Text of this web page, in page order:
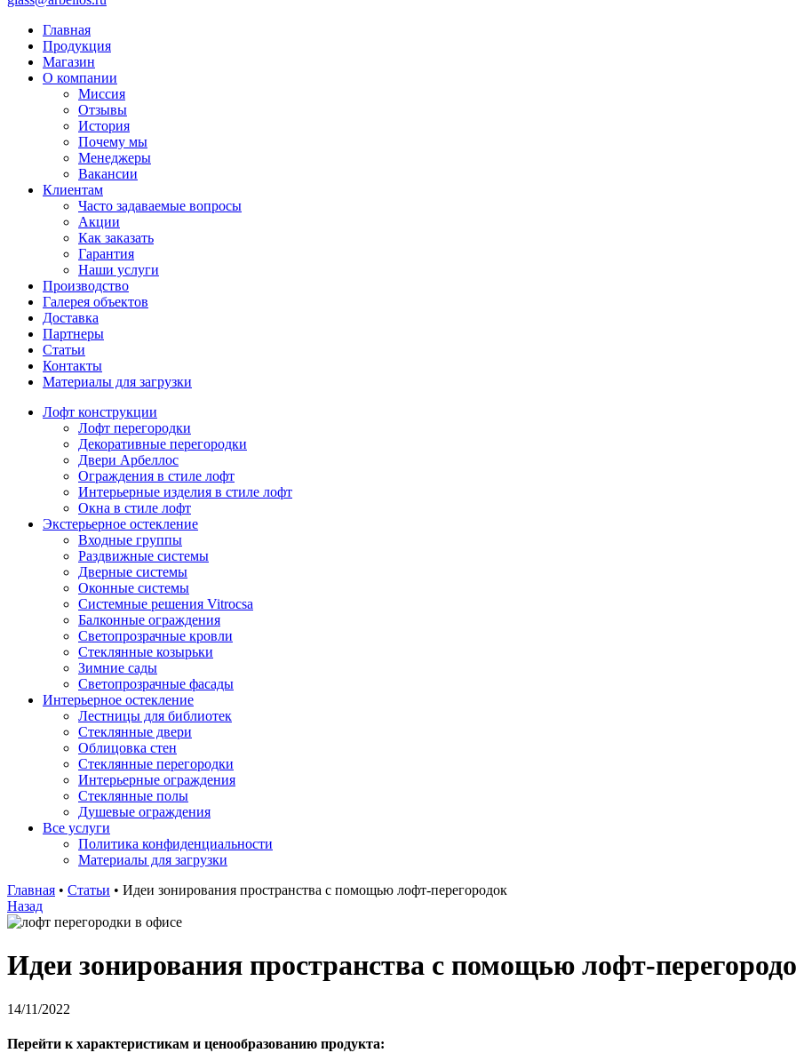
Главная
Продукция
Магазин
О компании
Миссия
Отзывы
История
Почему мы
Менеджеры
Вакансии
Клиентам
Часто задаваемые вопросы
Акции
Как заказать
Гарантия
Наши услуги
Производство
Галерея объектов
Доставка
Партнеры
Статьи
Контакты
Материалы для загрузки
Лофт конструкции
Лофт перегородки
Декоративные перегородки
Двери Арбеллос
Ограждения в стиле лофт
Интерьерные изделия в стиле лофт
Окна в стиле лофт
Экстерьерное остекление
Входные группы
Раздвижные системы
Дверные системы
Оконные системы
Системные решения Vitrocsa
Балконные ограждения
Светопрозрачные кровли
Стеклянные козырьки
Зимние сады
Светопрозрачные фасады
Интерьерное остекление
Лестницы для библиотек
Стеклянные двери
Облицовка стен
Стеклянные перегородки
Интерьерные ограждения
Стеклянные полы
Душевые ограждения
Все услуги
Политика конфиденциальности
Материалы для загрузки
Главная • Статьи • Идеи зонирования пространства с помощью лофт-перегородок
Назад
Идеи зонирования пространства с помощью лофт-
14/11/2022
Перейти к характеристикам и ценообразованию продукта: